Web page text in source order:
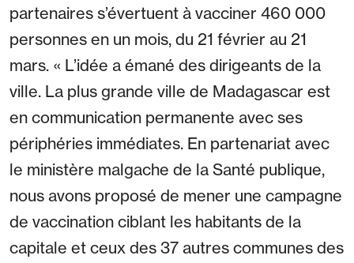
partenaires s’évertuent à vacciner 460 000
personnes en un mois, du 21 février au 21
mars. « L’idée a émané des dirigeants de la
ville. La plus grande ville de Madagascar est
en communication permanente avec ses
périphéries immédiates. En partenariat avec
le ministère malgache de la Santé publique,
nous avons proposé de mener une campagne
de vaccination ciblant les habitants de la
capitale et ceux des 37 autres communes des